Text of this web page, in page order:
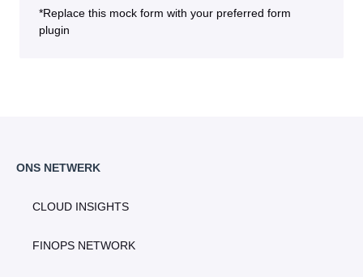
*Replace this mock form with your preferred form
plugin
ONS NETWERK
CLOUD INSIGHTS
FINOPS NETWORK